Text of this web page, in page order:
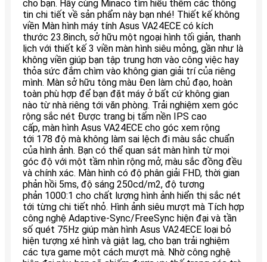
cho bạn. Hãy cùng Minaco tìm hiểu thêm các thông
tin chi tiết về sản phẩm này bạn nhé! Thiết kế không
viền Màn hình máy tính Asus VA24ECE có kích
thước 23.8inch, sở hữu một ngoại hình tối giản, thanh
lịch với thiết kế 3 viền màn hình siêu mỏng, gần như là
không viền giúp bạn tập trung hơn vào công việc hay
thỏa sức đắm chìm vào không gian giải trí của riêng
mình. Màn sở hữu tông màu Đen làm chủ đạo, hoàn
toàn phù hợp để bạn đặt máy ở bất cứ không gian
nào từ nhà riêng tới văn phòng. Trải nghiệm xem góc
rộng sắc nét Được trang bị tấm nền IPS cao
cấp, màn hình Asus VA24ECE cho góc xem rộng
tới 178 độ mà không làm sai lệch đi màu sắc chuẩn
của hình ảnh. Bạn có thể quan sát màn hình từ mọi
góc độ với một tầm nhìn rộng mở, màu sắc đồng đều
và chính xác. Màn hình có độ phân giải FHD, thời gian
phản hồi 5ms, độ sáng 250cd/m2, độ tương
phản 1000:1 cho chất lượng hình ảnh hiển thị sắc nét
tới từng chi tiết nhỏ. Hình ảnh siêu mượt mà Tích hợp
công nghệ Adaptive-Sync/FreeSync hiện đại và tần
số quét 75Hz giúp màn hình Asus VA24ECE loại bỏ
hiện tượng xé hình và giật lag, cho bạn trải nghiệm
các tựa game một cách mượt mà. Nhờ công nghệ